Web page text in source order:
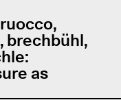
brechbühl,
as